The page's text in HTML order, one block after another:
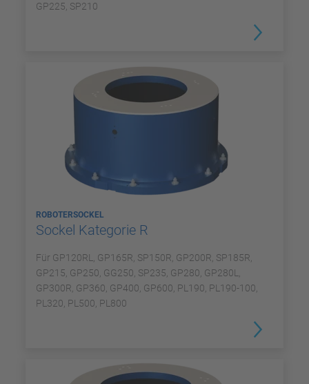
GP225, SP210
ROBOTERSOCKEL
Sockel Kategorie R
Für GP120RL, GP165R, SP150R, GP200R, SP185R,
GP215, GP250, GG250, SP235, GP280, GP280L,
GP300R, GP360, GP400, GP600, PL190, PL190-100,
PL320, PL500, PL800